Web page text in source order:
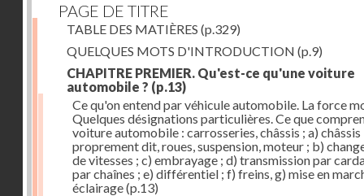
PAGE DE TITRE
TABLE DES MATIÈRES (p.329)
QUELQUES MOTS D'INTRODUCTION (p.9)
CHAPITRE PREMIER. Qu'est-ce qu'une voiture
automobile ? (p.13)
Ce qu'on entend par véhicule automobile. La force
Quelques désignations particulières. Ce que
voiture automobile : carrosseries, châssis ; a) châssis
proprement dit, roues, suspension, moteur ; b)
de vitesses ; c) embrayage ; d) transmission par
par chaînes ; e) différentiel ; f) freins, g) mise en
éclairage(p.13)